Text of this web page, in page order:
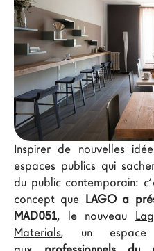
Press
Catalogues
Contacts
Language
Inspirer de nouvelles
espaces publics qui
du public contemporain:
concept que LAGO a
MAD051, le nouveau
Materials, un espace